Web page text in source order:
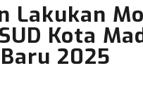
Lakukan
Kota
2025